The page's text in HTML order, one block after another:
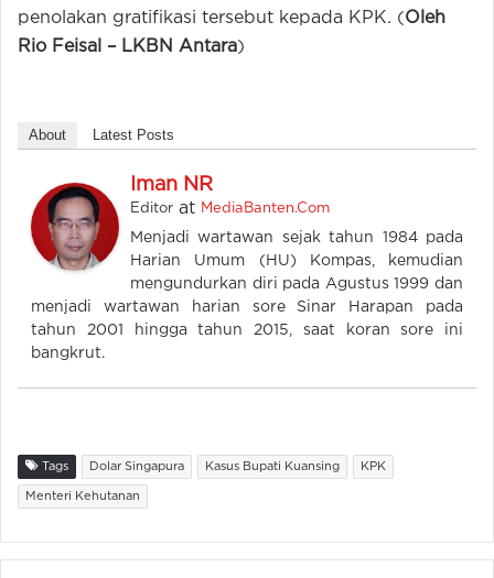
penolakan gratifikasi tersebut kepada KPK. (Oleh
Rio Feisal – LKBN Antara)
About Latest Posts
Iman NR
Editor at MediaBanten.Com
Menjadi wartawan sejak tahun 1984 pada
Harian Umum (HU) Kompas, kemudian
mengundurkan diri pada Agustus 1999 dan
menjadi wartawan harian sore Sinar Harapan pada
tahun 2001 hingga tahun 2015, saat koran sore ini
bangkrut.
Tags Dolar Singapura Kasus Bupati Kuansing KPK
Menteri Kehutanan